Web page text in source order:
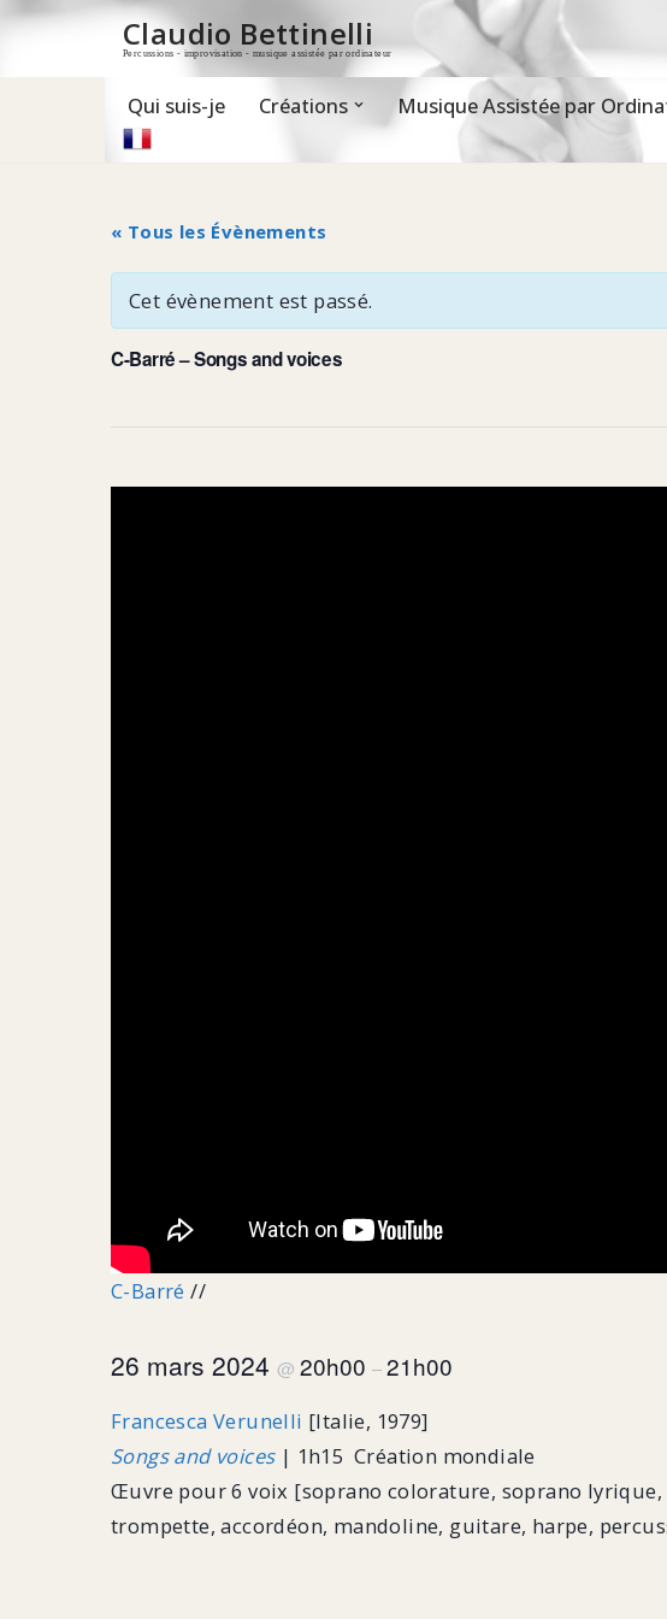
Claudio Bettinelli
Percussions - improvisation - musique assistée par ordinateur
Qui suis-je Créations Musique Assistée par
« Tous les Évènements
Cet évènement est passé.
C-Barré – Songs and voices
C-Barré //
26 mars 2024 @ 20h00 –21h00
Francesca Verunelli [Italie, 1979]
Songs and voices| 1h15 Création mondiale
Œuvre pour 6 voix [soprano colorature, soprano
trompette, accordéon, mandoline, guitare, harpe,